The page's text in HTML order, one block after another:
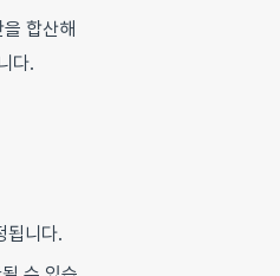
합산해
다.
됩니다.